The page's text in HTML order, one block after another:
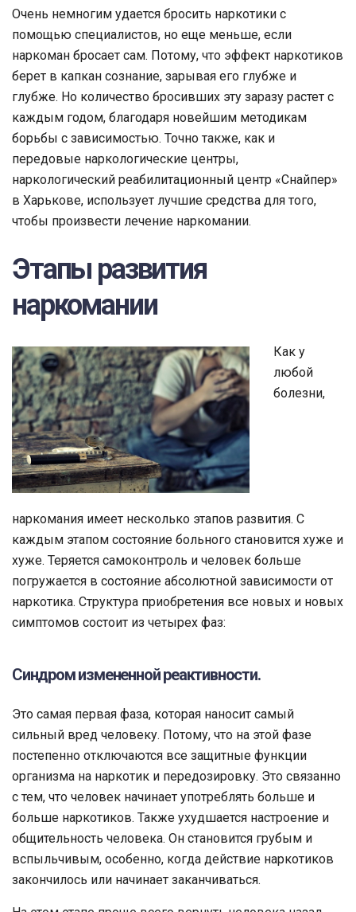
Очень немногим удается бросить наркотики с
помощью специалистов, но еще меньше, если
наркоман бросает сам. Потому, что эффект наркотиков
берет в капкан сознание, зарывая его глубже и
глубже. Но количество бросивших эту заразу растет с
каждым годом, благодаря новейшим методикам
борьбы с зависимостью. Точно также, как и
передовые наркологические центры,
наркологический реабилитационный центр «Снайпер»
в Харькове, использует лучшие средства для того,
чтобы произвести лечение наркомании.
Этапы развития
наркомании
Как у
любой
болезни,
наркомания имеет несколько этапов развития. С
каждым этапом состояние больного становится хуже и
хуже. Теряется самоконтроль и человек больше
погружается в состояние абсолютной зависимости от
наркотика. Структура приобретения все новых и новых
симптомов состоит из четырех фаз:
Синдром измененной реактивности.
Это самая первая фаза, которая наносит самый
сильный вред человеку. Потому, что на этой фазе
постепенно отключаются все защитные функции
организма на наркотик и передозировку. Это связанно
с тем, что человек начинает употреблять больше и
больше наркотиков. Также ухудшается настроение и
общительность человека. Он становится грубым и
вспыльчивым, особенно, когда действие наркотиков
закончилось или начинает заканчиваться.